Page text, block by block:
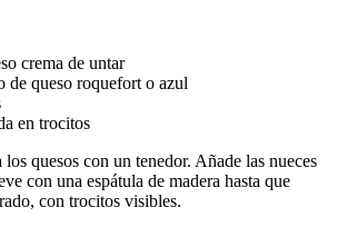
crema de untar
de queso roquefort o azul
en trocitos
los quesos con un tenedor. Añade las nueces
con una espátula de madera hasta que
con trocitos visibles.